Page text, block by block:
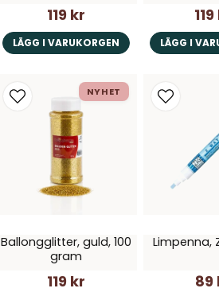
119 kr
LÄGG I VARUKORGEN LÄGG I
Ballongglitter, guld, 100
gram
119 kr
NYHET
Limpenna,
89